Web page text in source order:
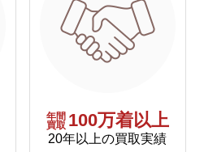
年間
買取 100万着以上
20年以上の買取実績